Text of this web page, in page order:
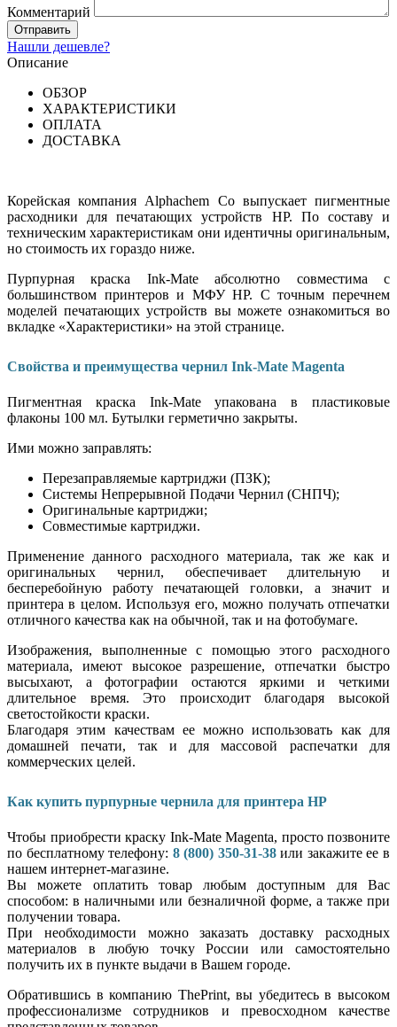
Комментарий
Нашли дешевле?
Описание
ОБЗОР
ХАРАКТЕРИСТИКИ
ОПЛАТА
ДОСТАВКА
Корейская компания Alphachem Co выпускает пигментные
расходники для печатающих устройств HP. По составу и
техническим характеристикам они идентичны оригинальным,
но стоимость их гораздо ниже.
Пурпурная краска Ink-Mate абсолютно совместима с
большинством принтеров и МФУ HP. С точным перечнем
моделей печатающих устройств вы можете ознакомиться во
вкладке «Характеристики» на этой странице.
Свойства и преимущества чернил Ink-Mate Magenta
Пигментная краска Ink-Mate упакована в пластиковые
флаконы 100 мл. Бутылки герметично закрыты.
Ими можно заправлять:
Перезаправляемые картриджи (ПЗК);
Системы Непрерывной Подачи Чернил (СНПЧ);
Оригинальные картриджи;
Совместимые картриджи.
Применение данного расходного материала, так же как и
оригинальных чернил, обеспечивает длительную и
бесперебойную работу печатающей головки, а значит и
принтера в целом. Используя его, можно получать отпечатки
отличного качества как на обычной, так и на фотобумаге.
Изображения, выполненные с помощью этого расходного
материала, имеют высокое разрешение, отпечатки быстро
высыхают, а фотографии остаются яркими и четкими
длительное время. Это происходит благодаря высокой
светостойкости краски.
Благодаря этим качествам ее можно использовать как для
домашней печати, так и для массовой распечатки для
коммерческих целей.
Как купить пурпурные чернила для принтера HP
Чтобы приобрести краску Ink-Mate Magenta, просто позвоните
по бесплатному телефону: 8 (800) 350-31-38или закажите ее в
нашем интернет-магазине.
Вы можете оплатить товар любым доступным для Вас
способом: в наличными или безналичной форме, а также при
получении товара.
При необходимости можно заказать доставку расходных
материалов в любую точку России или самостоятельно
получить их в пункте выдачи в Вашем городе.
Обратившись в компанию ThePrint, вы убедитесь в высоком
профессионализме сотрудников и превосходном качестве